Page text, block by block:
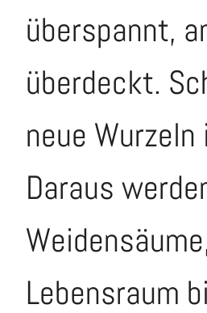
überspannt,
überdeckt.
neue
Daraus
Lebensraum